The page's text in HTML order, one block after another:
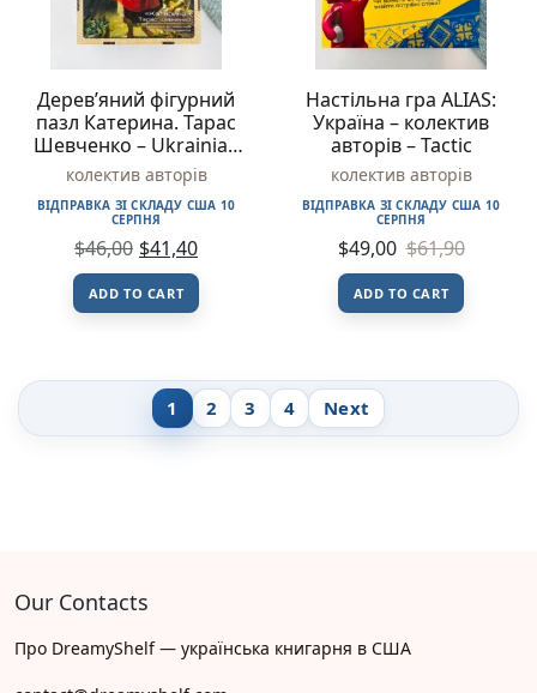
Дерев’яний фігурний
пазл Катерина. Тарас
Шевченко – Ukrainian
Puzzles
колектив авторів
ВІДПРАВКА ЗІ СКЛАДУ США 10
СЕРПНЯ
$46,00 $41,40
ADD TO CART
Настільна гра ALIAS:
Україна – колектив
авторів – Tactic
колектив авторів
ВІДПРАВКА ЗІ СКЛАДУ США 10
СЕРПНЯ
$49,00 $61,90
ADD TO CART
1 2 3 4 Next
Our Contacts
Про DreamyShelf — українська книгарня в США